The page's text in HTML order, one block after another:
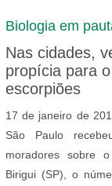
Biologia em
Nas cidades,
propícia para
escorpiões
17 de janeiro de
São Paulo
moradores sobre
Birigui (SP), o